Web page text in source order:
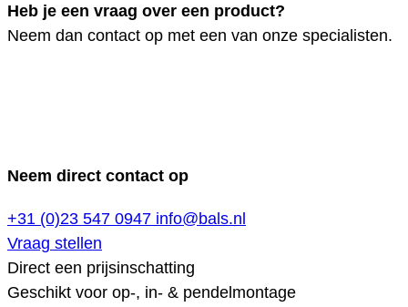
Heb je een vraag over een product?
Neem dan contact op met een van onze specialisten.
Neem direct contact op
+31 (0)23 547 0947 info@bals.nl
Vraag stellen
Direct een prijsinschatting
Geschikt voor op-, in- & pendelmontage